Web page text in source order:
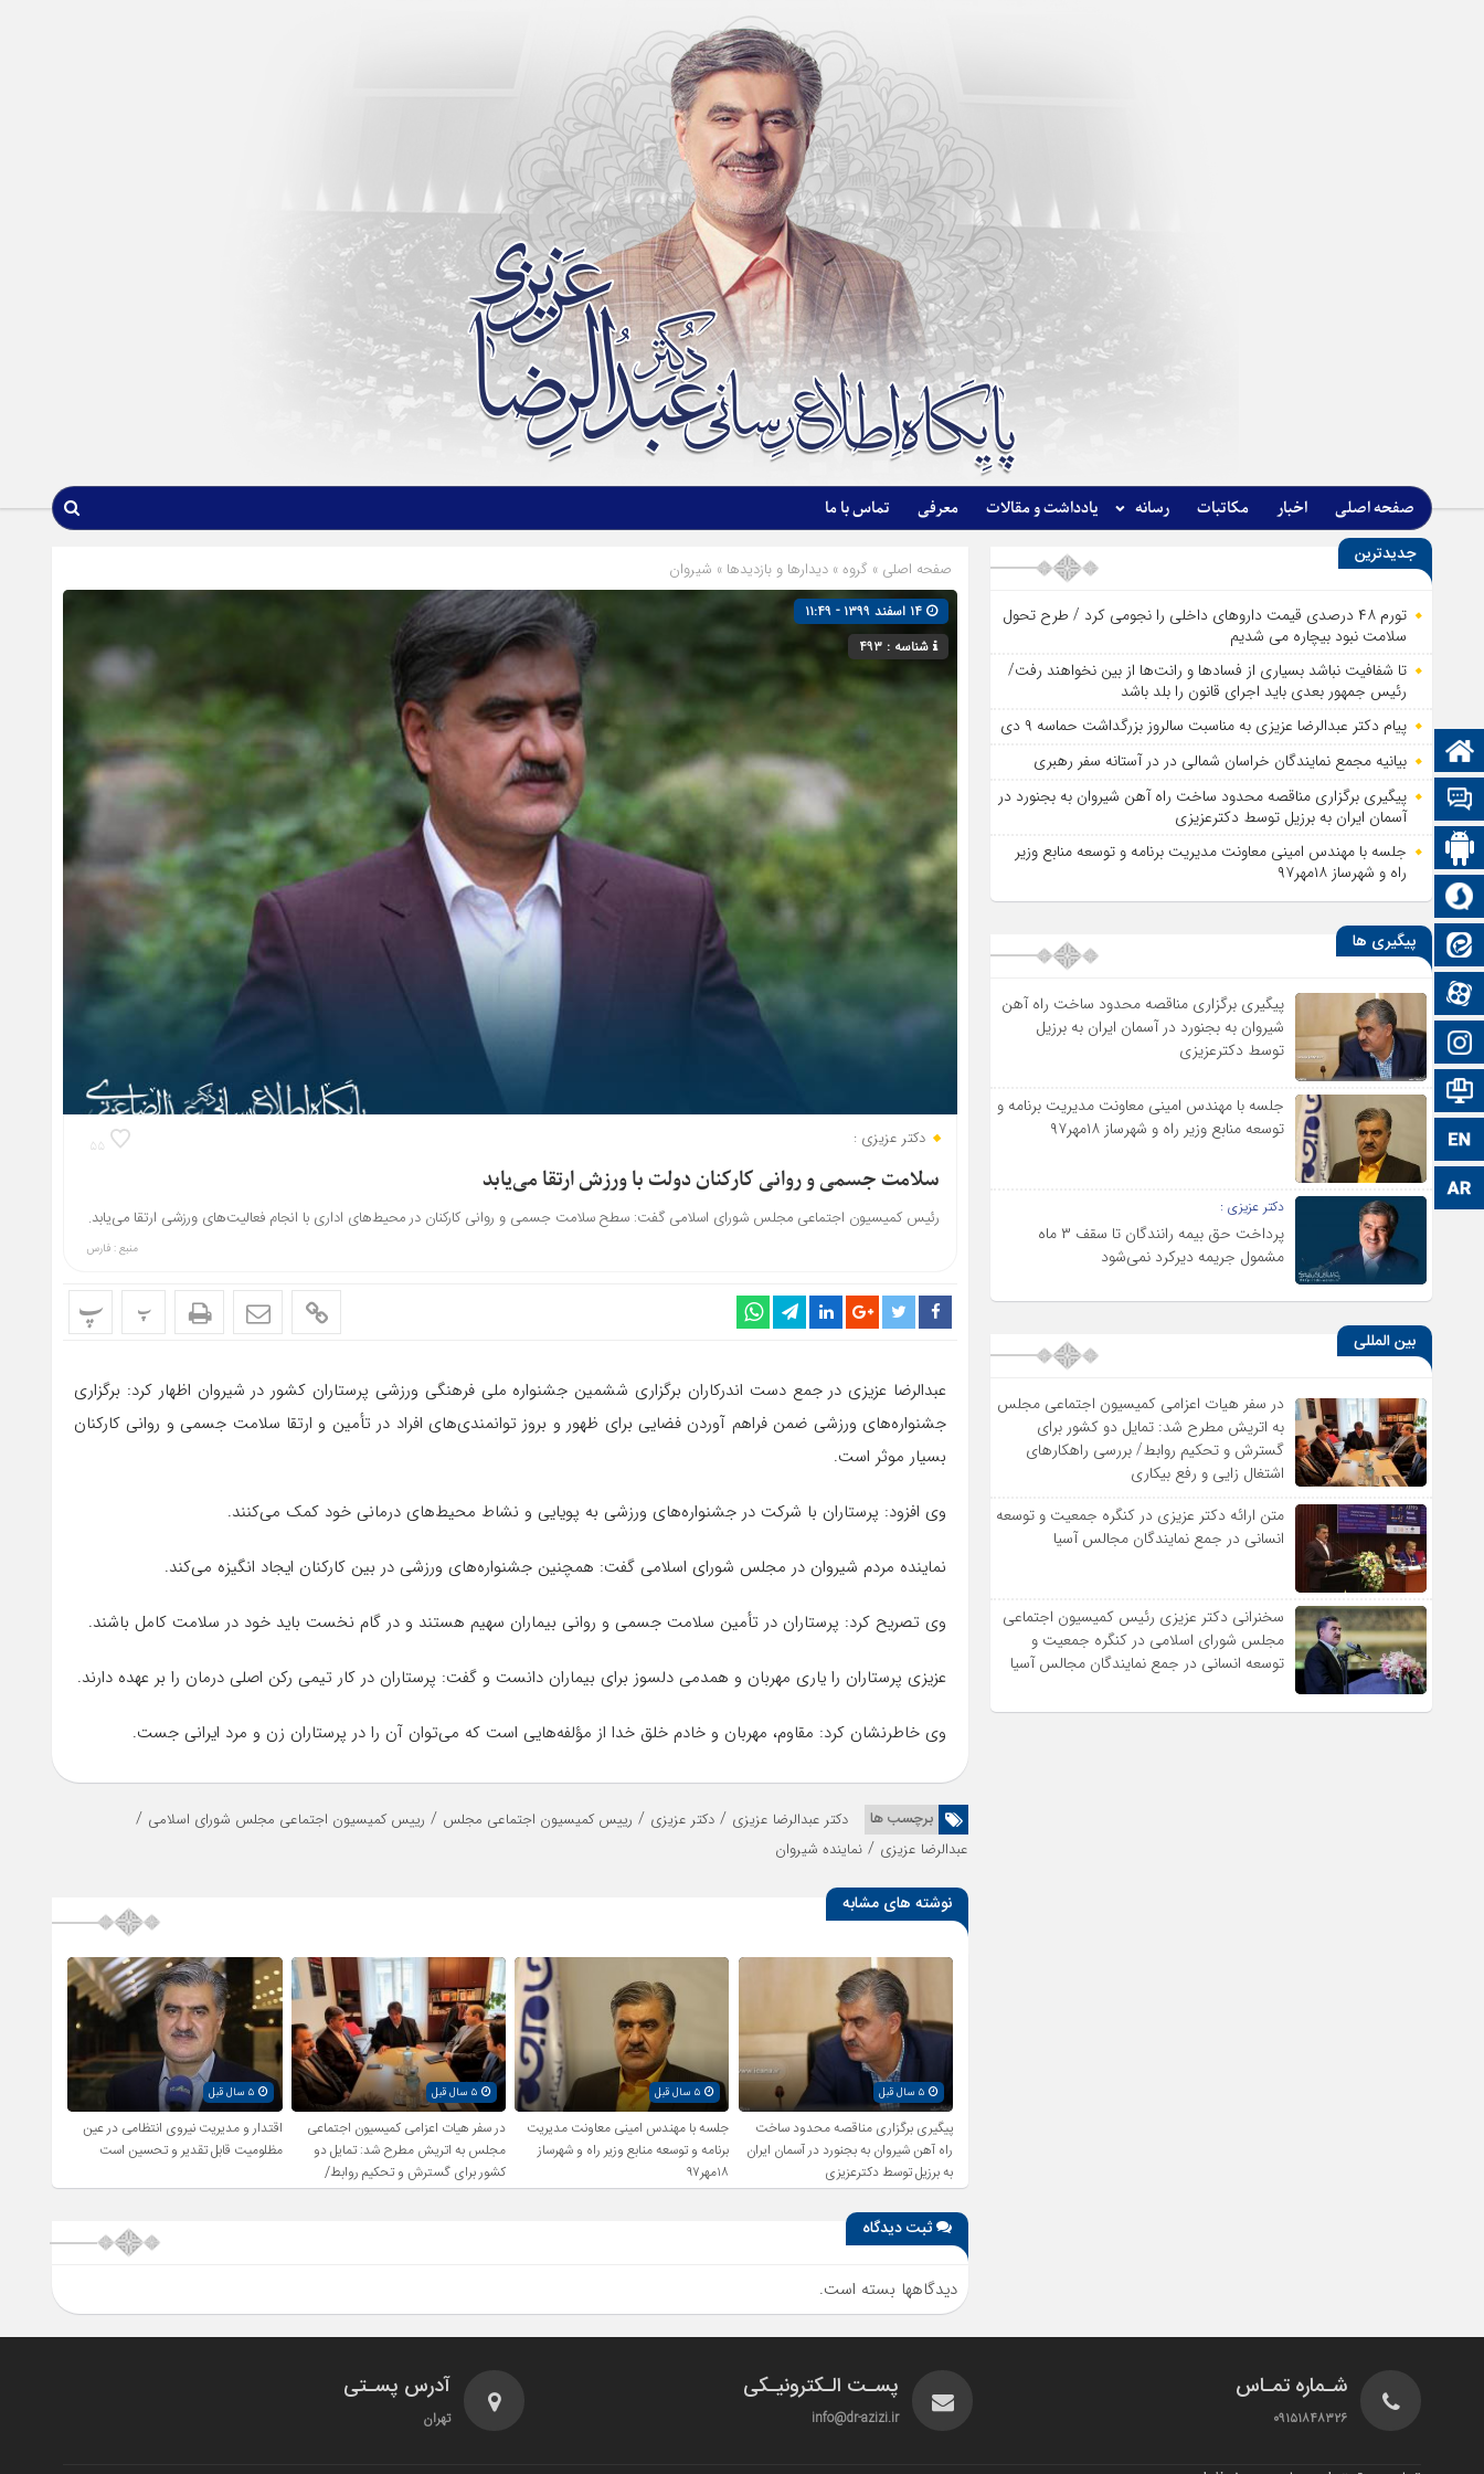
صفحه اصلی اخبار مکاتبات رسانه یادداشت و مقالات معرفی تماس با ما
صفحه نخست
تالار گفتمان
اپلیکیشن سایت
سروش
ایتا
آپارات
اینستاگرام
اطلاعات سایت
زبان انگلیسی
زبان عربی
صفحه اصلی » گروه » دیدارها و بازدیدها » شیروان
شناسه : ۴۹۳
۵۵ دکتر عزیزی :
سلامت جسمی و روانی کارکنان دولت با ورزش ارتقا می‌یابد
رئیس کمیسیون اجتماعی مجلس شورای اسلامی گفت: سطح سلامت جسمی و روانی کارکنان در محیط‌های اداری با انجام فعالیت‌های ورزشی ارتقا می‌یابد.
منبع : فارس
پ پ
عبدالرضا عزیزی در جمع دست اندرکاران برگزاری ششمین جشنواره ملی فرهنگی ورزشی پرستاران کشور در شیروان اظهار کرد: برگزاری
جشنواره‌های ورزشی ضمن فراهم آوردن فضایی برای ظهور و بروز توانمندی‌های افراد در تأمین و ارتقا سلامت جسمی و روانی کارکنان
بسیار موثر است.
وی افزود: پرستاران با شرکت در جشنواره‌های ورزشی به پویایی و نشاط محیط‌های درمانی خود کمک می‌کنند.
نماینده مردم شیروان در مجلس شورای اسلامی گفت: همچنین جشنواره‌های ورزشی در بین کارکنان ایجاد انگیزه می‌کند.
وی تصریح کرد: پرستاران در تأمین سلامت جسمی و روانی بیماران سهیم هستند و در گام نخست باید خود در سلامت کامل باشند.
عزیزی پرستاران را یاری مهربان و همدمی دلسوز برای بیماران دانست و گفت: پرستاران در کار تیمی رکن اصلی درمان را بر عهده دارند.
وی خاطرنشان کرد: مقاوم، مهربان و خادم خلق خدا از مؤلفه‌هایی است که می‌توان آن را در پرستاران زن و مرد ایرانی جست.
برچسب ها دکتر عبدالرضا عزیزی / دکتر عزیزی / رییس کمیسیون اجتماعی مجلس / رییس کمیسیون اجتماعی مجلس شورای اسلامی /
عبدالرضا عزیزی / نماینده شیروان
نوشته های مشابه
پیگیری برگزاری مناقصه محدود ساخت
راه آهن شیروان به بجنورد در آسمان ایران
به برزیل توسط دکترعزیزی
۵ سال قبل
جلسه با مهندس امینی معاونت مدیریت
برنامه و توسعه منابع وزیر راه و شهرساز
۱۸مهر۹۷
در سفر هیات اعزامی کمیسیون اجتماعی
مجلس به اتریش مطرح شد: تمایل دو
کشور برای گسترش و تحکیم روابط/
بررسی راهکارهای اشتغال زایی و رفع
اقتدار و مدیریت نیروی انتظامی در عین
مظلومیت قابل تقدیر و تحسین است
ثبت دیدگاه
دیدگاهها بسته است.
جدیدترین
تورم ۴۸ درصدی قیمت داروهای داخلی را نجومی کرد / طرح تحول
سلامت نبود بیچاره می شدیم
تا شفافیت نباشد بسیاری از فساد‌ها و رانت‌ها از بین نخواهند رفت/
رئیس جمهور بعدی باید اجرای قانون را بلد باشد
پیام دکتر عبدالرضا عزیزی به مناسبت سالروز بزرگداشت حماسه ۹ دی
بیانیه مجمع نمایندگان خراسان شمالی در در آستانه سفر رهبری
پیگیری برگزاری مناقصه محدود ساخت راه آهن شیروان به بجنورد در
آسمان ایران به برزیل توسط دکترعزیزی
جلسه با مهندس امینی معاونت مدیریت برنامه و توسعه منابع وزیر
راه و شهرساز ۱۸مهر۹۷
پیگیری ها
پیگیری برگزاری مناقصه محدود ساخت راه آهن
شیروان به بجنورد در آسمان ایران به برزیل
توسط دکترعزیزی
جلسه با مهندس امینی معاونت مدیریت برنامه و
توسعه منابع وزیر راه و شهرساز ۱۸مهر۹۷
دکتر عزیزی :
پرداخت حق بیمه رانندگان تا سقف ۳ ماه
مشمول جریمه دیرکرد نمی‌شود
بین المللی
در سفر هیات اعزامی کمیسیون اجتماعی مجلس
به اتریش مطرح شد: تمایل دو کشور برای
گسترش و تحکیم روابط/ بررسی راهکارهای
اشتغال زایی و رفع بیکاری
متن ارائه دکتر عزیزى در کنگره جمعیت و توسعه
انسانى در جمع نمایندگان مجالس آسیا
سخنرانى دکتر عزیزى رئیس کمیسیون اجتماعى
مجلس شوراى اسلامى در کنگره جمعیت و
توسعه انسانى در جمع نمایندگان مجالس آسیا
شـماره تمـاس
۰۹۱۵۱۸۴۸۳۲۶
پسـت الـکترونیـکی
info@dr-azizi.ir
آدرس پسـتی
تهران